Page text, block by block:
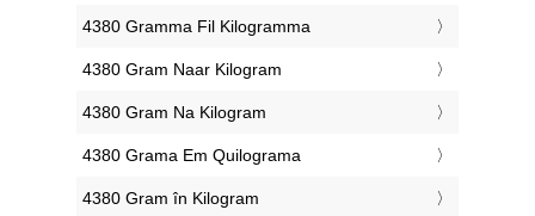
‎4380 Gramma Fil Kilogramma
‎4380 Gram Naar Kilogram
‎4380 Gram Na Kilogram
‎4380 Grama Em Quilograma
‎4380 Gram în Kilogram